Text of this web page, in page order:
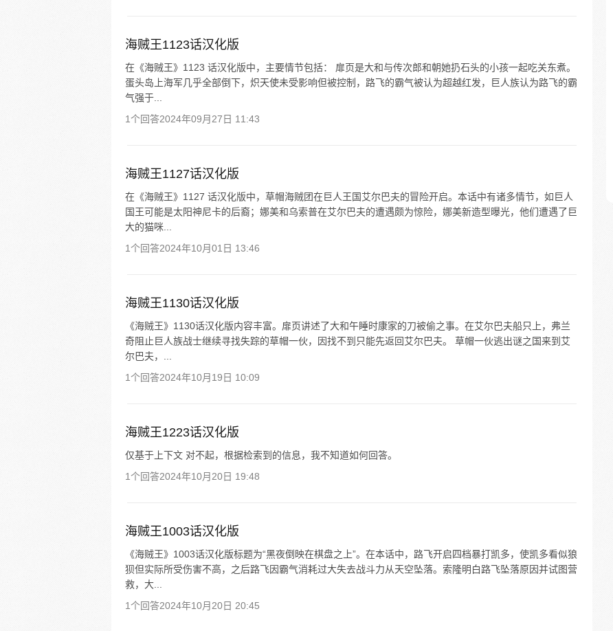
海贼王1123话汉化版
在《海贼王》1123 话汉化版中，主要情节包括： 扉页是大和与传次郎和朝她扔石头的小孩一起吃关东煮。
蛋头岛上海军几乎全部倒下，炽天使未受影响但被控制，路飞的霸气被认为超越红发，巨人族认为路飞的霸
气强于...
1个回答2024年09月27日 11:43
海贼王1127话汉化版
在《海贼王》1127 话汉化版中，草帽海贼团在巨人王国艾尔巴夫的冒险开启。本话中有诸多情节，如巨人
国王可能是太阳神尼卡的后裔；娜美和乌索普在艾尔巴夫的遭遇颇为惊险，娜美新造型曝光，他们遭遇了巨
大的猫咪...
1个回答2024年10月01日 13:46
海贼王1130话汉化版
《海贼王》1130话汉化版内容丰富。扉页讲述了大和午睡时康家的刀被偷之事。在艾尔巴夫船只上，弗兰
奇阻止巨人族战士继续寻找失踪的草帽一伙，因找不到只能先返回艾尔巴夫。 草帽一伙逃出谜之国来到艾
尔巴夫，...
1个回答2024年10月19日 10:09
海贼王1223话汉化版
仅基于上下文 对不起，根据检索到的信息，我不知道如何回答。
1个回答2024年10月20日 19:48
海贼王1003话汉化版
《海贼王》1003话汉化版标题为“黑夜倒映在棋盘之上”。在本话中，路飞开启四档暴打凯多，使凯多看似狼
狈但实际所受伤害不高，之后路飞因霸气消耗过大失去战斗力从天空坠落。索隆明白路飞坠落原因并试图营
救，大...
1个回答2024年10月20日 20:45